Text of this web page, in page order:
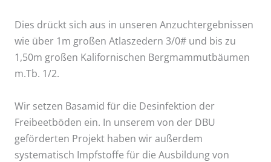
Dies drückt sich aus in unseren Anzuchtergebnissen
wie über 1m großen Atlaszedern 3/0# und bis zu
1,50m großen Kalifornischen Bergmammutbäumen
m.Tb. 1/2.
Wir setzen Basamid für die Desinfektion der
Freibeetböden ein. In unserem von der DBU
geförderten Projekt haben wir außerdem
systematisch Impfstoffe für die Ausbildung von